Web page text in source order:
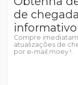
de
Compre
atualizações de
por e-mail moey !.